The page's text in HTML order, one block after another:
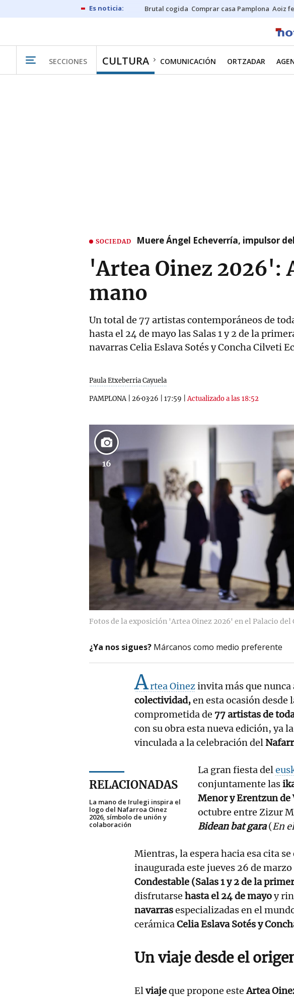
Brutal cogida Comprar casa Pamplona Aoiz
SECCIONES CULTURA COMUNICACIÓN ORTZADAR
SOCIEDAD Muere Ángel Echeverría, impulsor
'Artea Oinez 2026':
mano
Un total de 77 artistas contemporáneos de
hasta el 24 de mayo las Salas 1 y 2 de la
navarras Celia Eslava Sotés y Concha Cilveti
Paula Etxeberria Cayuela
PAMPLONA| 26·03·26 17:59 |Actualizado a las 18:52
16
Fotos de la exposición 'Artea Oinez 2026' en el Palacio del
¿Ya nos sigues? Márcanos como medio preferente
Artea Oinezinvita más que nunca
colectividad,en esta ocasión desde
comprometida de 77 artistas de
con su obra esta nueva edición, ya
vinculada a la celebración del
RELACIONADAS
La mano de Irulegi inspira el
logo del Nafarroa Oinez
2026, símbolo de unión y
colaboración
La gran fiesta del
conjuntamente las
Menor y Erentzun de
octubre entre Zizur
Bidean bat gara(En
Mientras, la espera hacia esa cita
inaugurada este jueves 26 de marzo
Condestable (Salas 1 y 2 de la
disfrutarse hasta el 24 de mayoy
navarrasespecializadas en el
cerámicaCelia Eslava Sotés y
Un viaje desde el
Elviajeque propone esteArtea